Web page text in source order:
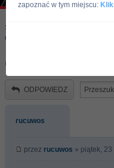
Skocz do:
Odżywki i suplementy
Crevolution!!
ODPOWIEDZ
rucuwos
przez rucuwos » piątek,
zapoznać w tym miejscu: